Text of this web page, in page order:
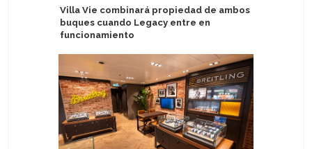
Villa Vie combinará propiedad de ambos
buques cuando Legacy entre en
funcionamiento